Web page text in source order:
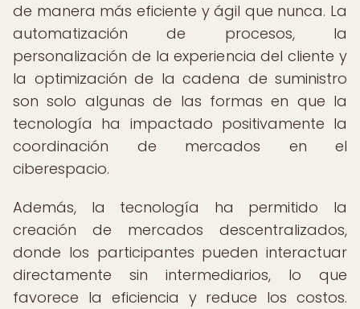
de manera más eficiente y ágil que nunca. La
automatización de procesos, la
personalización de la experiencia del cliente y
la optimización de la cadena de suministro
son solo algunas de las formas en que la
tecnología ha impactado positivamente la
coordinación de mercados en el
ciberespacio.
Además, la tecnología ha permitido la
creación de mercados descentralizados,
donde los participantes pueden interactuar
directamente sin intermediarios, lo que
favorece la eficiencia y reduce los costos.